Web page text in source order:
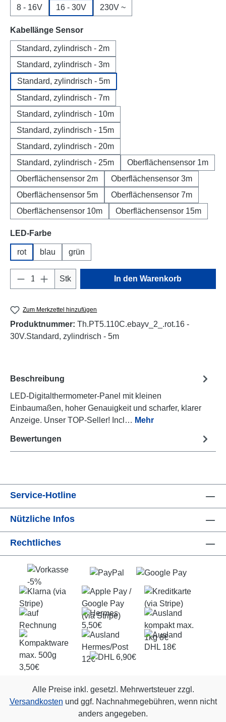
8 - 16V 16 - 30V 230V ~
Kabellänge Sensorauswählen
Standard, zylindrisch - 2m
Standard, zylindrisch - 3m
Standard, zylindrisch - 5m
Standard, zylindrisch - 7m
Standard, zylindrisch - 10m
Standard, zylindrisch - 15m
Standard, zylindrisch - 20m
Standard, zylindrisch - 25m
Oberflächensensor 1m
Oberflächensensor 2m
Oberflächensensor 3m
Oberflächensensor 5m
Oberflächensensor 7m
Oberflächensensor 10m
Oberflächensensor 15m
LED-Farbeauswählen
rot blau grün
Produkt Anzahl: Gib den gewünschten
Stk In den Warenkorb
Zum Merkzettel hinzufügen
Produktnummer: Th.PT5.110C.ebayv_2_.rot.16 -
30V.Standard, zylindrisch - 5m
Beschreibung
LED-Digitalthermometer-Panel mit kleinen
Einbaumaßen, hoher Genauigkeit und scharfer, klarer
Anzeige. Unser TOP-Seller! Incl… Mehr
Bewertungen
Service-Hotline
Nützliche Infos
Rechtliches
Alle Preise inkl. gesetzl. Mehrwertsteuer zzgl.
Versandkosten und ggf. Nachnahmegebühren, wenn nicht
anders angegeben.